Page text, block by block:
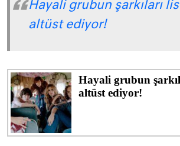
Hayali grubun şarkıları
altüst ediyor!